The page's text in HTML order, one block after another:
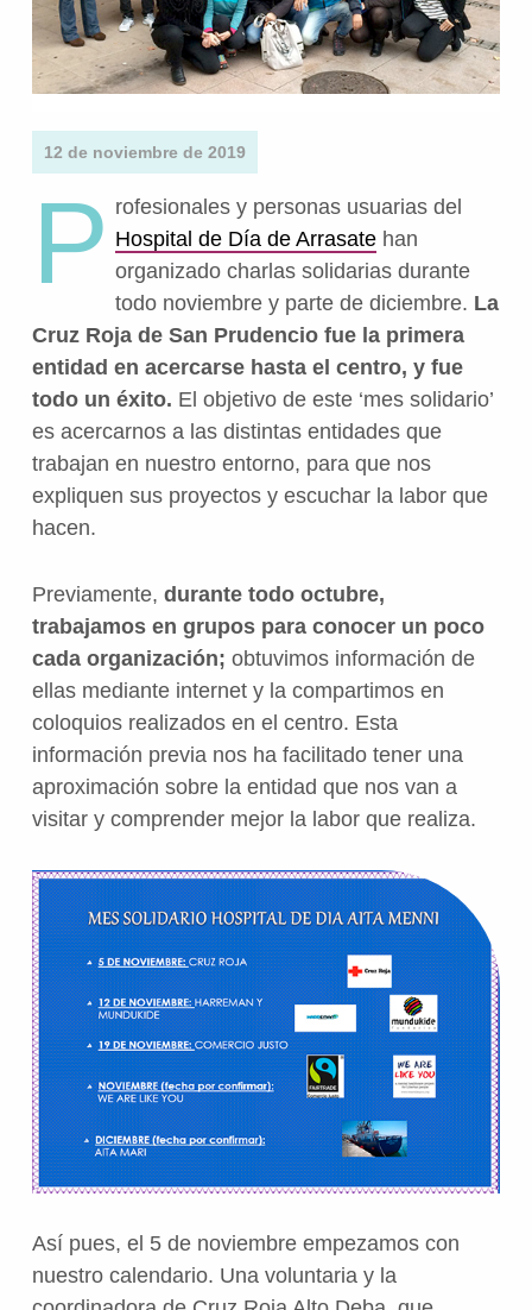
12 de noviembre de 2019
P rofesionales y personas usuarias del
Hospital de Día de Arrasatehan
organizado charlas solidarias durante
todo noviembre y parte de diciembre. La
Cruz Roja de San Prudencio fue la primera
entidad en acercarse hasta el centro, y fue
todo un éxito. El objetivo de este ‘mes solidario’
es acercarnos a las distintas entidades que
trabajan en nuestro entorno, para que nos
expliquen sus proyectos y escuchar la labor que
hacen.
Previamente, durante todo octubre,
trabajamos en grupos para conocer un poco
cada organización; obtuvimos información de
ellas mediante internet y la compartimos en
coloquios realizados en el centro. Esta
información previa nos ha facilitado tener una
aproximación sobre la entidad que nos van a
visitar y comprender mejor la labor que realiza.
Así pues, el 5 de noviembre empezamos con
nuestro calendario. Una voluntaria y la